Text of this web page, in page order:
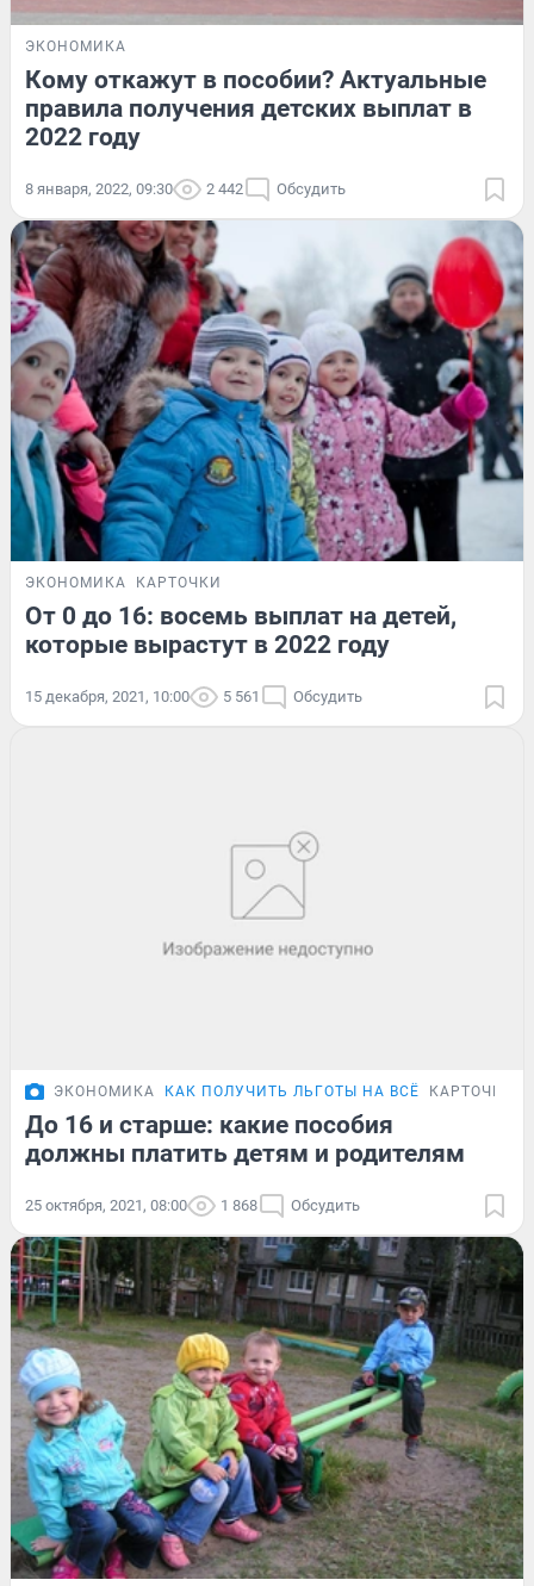
ЭКОНОМИКА
Кому откажут в пособии? Актуальные
правила получения детских выплат в
2022 году
8 января, 2022, 09:30 2 442 Обсудить
ЭКОНОМИКА КАРТОЧКИ
От 0 до 16: восемь выплат на детей,
которые вырастут в 2022 году
15 декабря, 2021, 10:00 5 561 Обсудить
ЭКОНОМИКА КАК ПОЛУЧИТЬ ЛЬГОТЫ НА ВСЁ КАРТОЧКИ
До 16 и старше: какие пособия
должны платить детям и родителям
25 октября, 2021, 08:00 1 868 Обсудить